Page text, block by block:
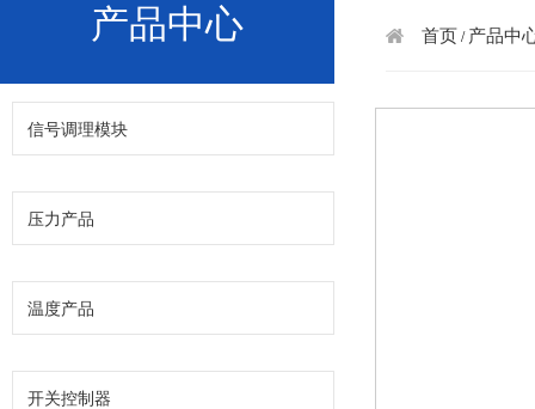
产品中心
信号调理模块
压力产品
温度产品
开关控制器
首页 / 产品中